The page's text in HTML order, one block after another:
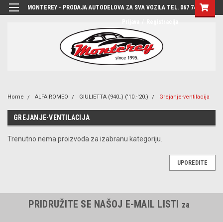
MONTEREY - PRODAJA AUTODELOVA ZA SVA VOZILA TEL. 067 7444-780
Home ALFA ROMEO GIULIETTA (940_) ('10.-'20.) Grejanje-ventilacija
GREJANJE-VENTILACIJA
Trenutno nema proizvoda za izabranu kategoriju.
UPOREDITE
PRIDRUŽITE SE NAŠOJ E-MAIL LISTI za